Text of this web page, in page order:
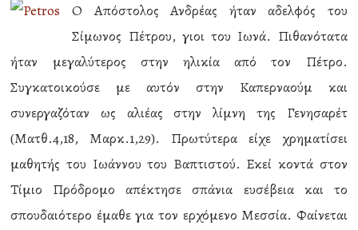
O Απόστολος Ανδρέας ήταν αδελφός του
Σίμωνος Πέτρου, γιοι του Ιωνά. Πιθανότατα
ήταν μεγαλύτερος στην ηλικία από τον Πέτρο.
Συγκατοικούσε με αυτόν στην Καπερναούμ και
συνεργαζόταν ως αλιέας στην λίμνη της Γενησαρέτ
(Ματθ.4,18, Μαρκ.1,29). Πρωτύτερα είχε χρηματίσει
μαθητής του Ιωάννου του Βαπτιστού. Εκεί κοντά στον
Τίμιο Πρόδρομο απέκτησε σπάνια ευσέβεια και το
σπουδαιότερο έμαθε για τον ερχόμενο Μεσσία. Φαίνεται